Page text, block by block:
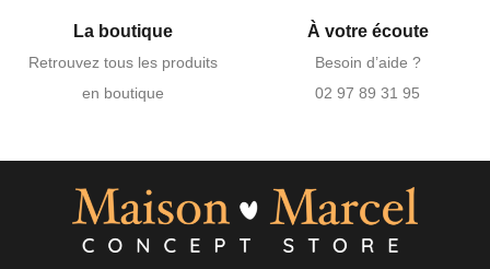
La boutique
Retrouvez tous les produits
en boutique
À votre écoute
Besoin d’aide ?
02 97 89 31 95